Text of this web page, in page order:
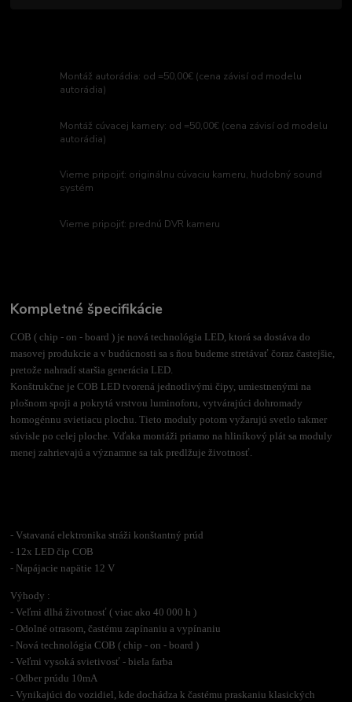
Montáž autorádia: od =50,00€ (cena závisí od modelu
autorádia)
Montáž cúvacej kamery: od =50,00€ (cena závisí od modelu
autorádia)
Vieme pripojiť: originálnu cúvaciu kameru, hudobný sound
systém
Vieme pripojiť: prednú DVR kameru
Kompletné špecifikácie
COB ( chip - on - board ) je nová technológia LED, ktorá sa dostáva do
masovej produkcie a v budúcnosti sa s ňou budeme stretávať čoraz častejšie,
pretože nahradí staršia generácia LED.
Konštrukčne je COB LED tvorená jednotlivými čipy, umiestnenými na
plošnom spoji a pokrytá vrstvou luminoforu, vytvárajúci dohromady
homogénnu svietiacu plochu. Tieto moduly potom vyžarujú svetlo takmer
súvisle po celej ploche. Vďaka montáži priamo na hliníkový plát sa moduly
menej zahrievajú a významne sa tak predlžuje životnosť.
- Vstavaná elektronika stráži konštantný prúd
- 12x LED čip COB
- Napájacie napätie 12 V
Výhody :
- Veľmi dlhá životnosť ( viac ako 40 000 h )
- Odolné otrasom, častému zapínaniu a vypínaniu
- Nová technológia COB ( chip - on - board )
- Veľmi vysoká svietivosť- biela farba
- Odber prúdu 10mA
- Vynikajúci do vozidiel, kde dochádza k častému praskaniu klasických